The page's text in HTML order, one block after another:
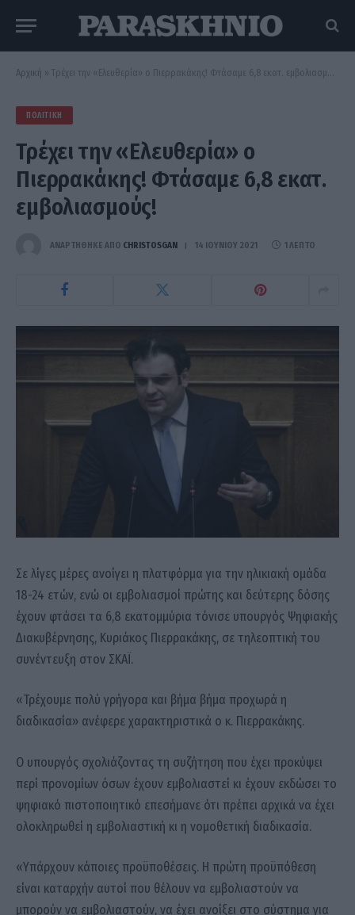
Αρχική » Τρέχει την «Ελευθερία» ο Πιερρακάκης! Φτάσαμε 6,8 εκατ. εμβολιασμούς!
ΠΟΛΙΤΙΚΉ
Τρέχει την «Ελευθερία» ο
Πιερρακάκης! Φτάσαμε 6,8 εκατ.
εμβολιασμούς!
ΑΝΑΡΤΗΘΗΚΕ ΑΠΟ CHRISTOSGAN 14 ΙΟΥΝΊΟΥ 2021 1 ΛΕΠΤΌ
Σε λίγες μέρες ανοίγει η πλατφόρμα για την ηλικιακή ομάδα
18-24 ετών, ενώ οι εμβολιασμοί πρώτης και δεύτερης δόσης
έχουν φτάσει τα 6,8 εκατομμύρια τόνισε υπουργός Ψηφιακής
Διακυβέρνησης, Κυριάκος Πιερρακάκης, σε τηλεοπτική του
συνέντευξη στον ΣΚΑΪ.
«Τρέχουμε πολύ γρήγορα και βήμα βήμα προχωρά η
διαδικασία» ανέφερε χαρακτηριστικά ο κ. Πιερρακάκης.
Ο υπουργός σχολιάζοντας τη συζήτηση που έχει προκύψει
περί προνομίων όσων έχουν εμβολιαστεί κι έχουν εκδώσει το
ψηφιακό πιστοποιητικό επεσήμανε ότι πρέπει αρχικά να έχει
ολοκληρωθεί η εμβολιαστική κι η νομοθετική διαδικασία.
«Υπάρχουν κάποιες προϋποθέσεις. Η πρώτη προϋπόθεση
είναι καταρχήν αυτοί που θέλουν να εμβολιαστούν να
μπορούν να εμβολιαστούν, να έχει ανοίξει στο σύστημα για